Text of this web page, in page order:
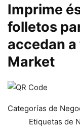
Imprime
folletos
accedan
Market
Categorías de
Etiquetas de